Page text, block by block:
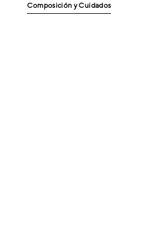
Composición y Cuidados